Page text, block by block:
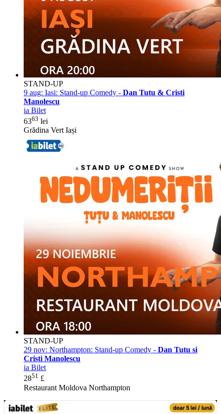
STAND-UP
9 aug: Iasi: Stand-up Comedy - Dan Tutu & Cristi
Manolescu
ia Bilet
6363 lei
Grădina Vert Iași
STAND-UP
29 nov: Northampton: Stand-up Comedy - Dan Tutu si
Cristi Manolescu
ia Bilet
2851 £
Restaurant Moldova Northampton